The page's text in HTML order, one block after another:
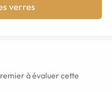
verres
à évaluer cette